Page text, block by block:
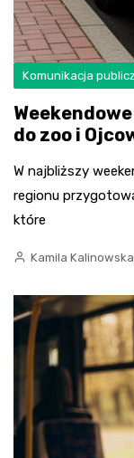
Komunikacja
do zoo i
W najbliższy
regionu
które
Kamila Kalinowska